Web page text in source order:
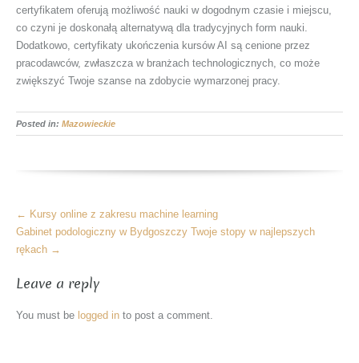
certyfikatem oferują możliwość nauki w dogodnym czasie i miejscu,
co czyni je doskonałą alternatywą dla tradycyjnych form nauki.
Dodatkowo, certyfikaty ukończenia kursów AI są cenione przez
pracodawców, zwłaszcza w branżach technologicznych, co może
zwiększyć Twoje szanse na zdobycie wymarzonej pracy.
Posted in: Mazowieckie
More
Articles
← Kursy online z zakresu machine learning
Gabinet podologiczny w Bydgoszczy Twoje stopy w najlepszych
rękach →
Leave a reply
You must be logged in to post a comment.